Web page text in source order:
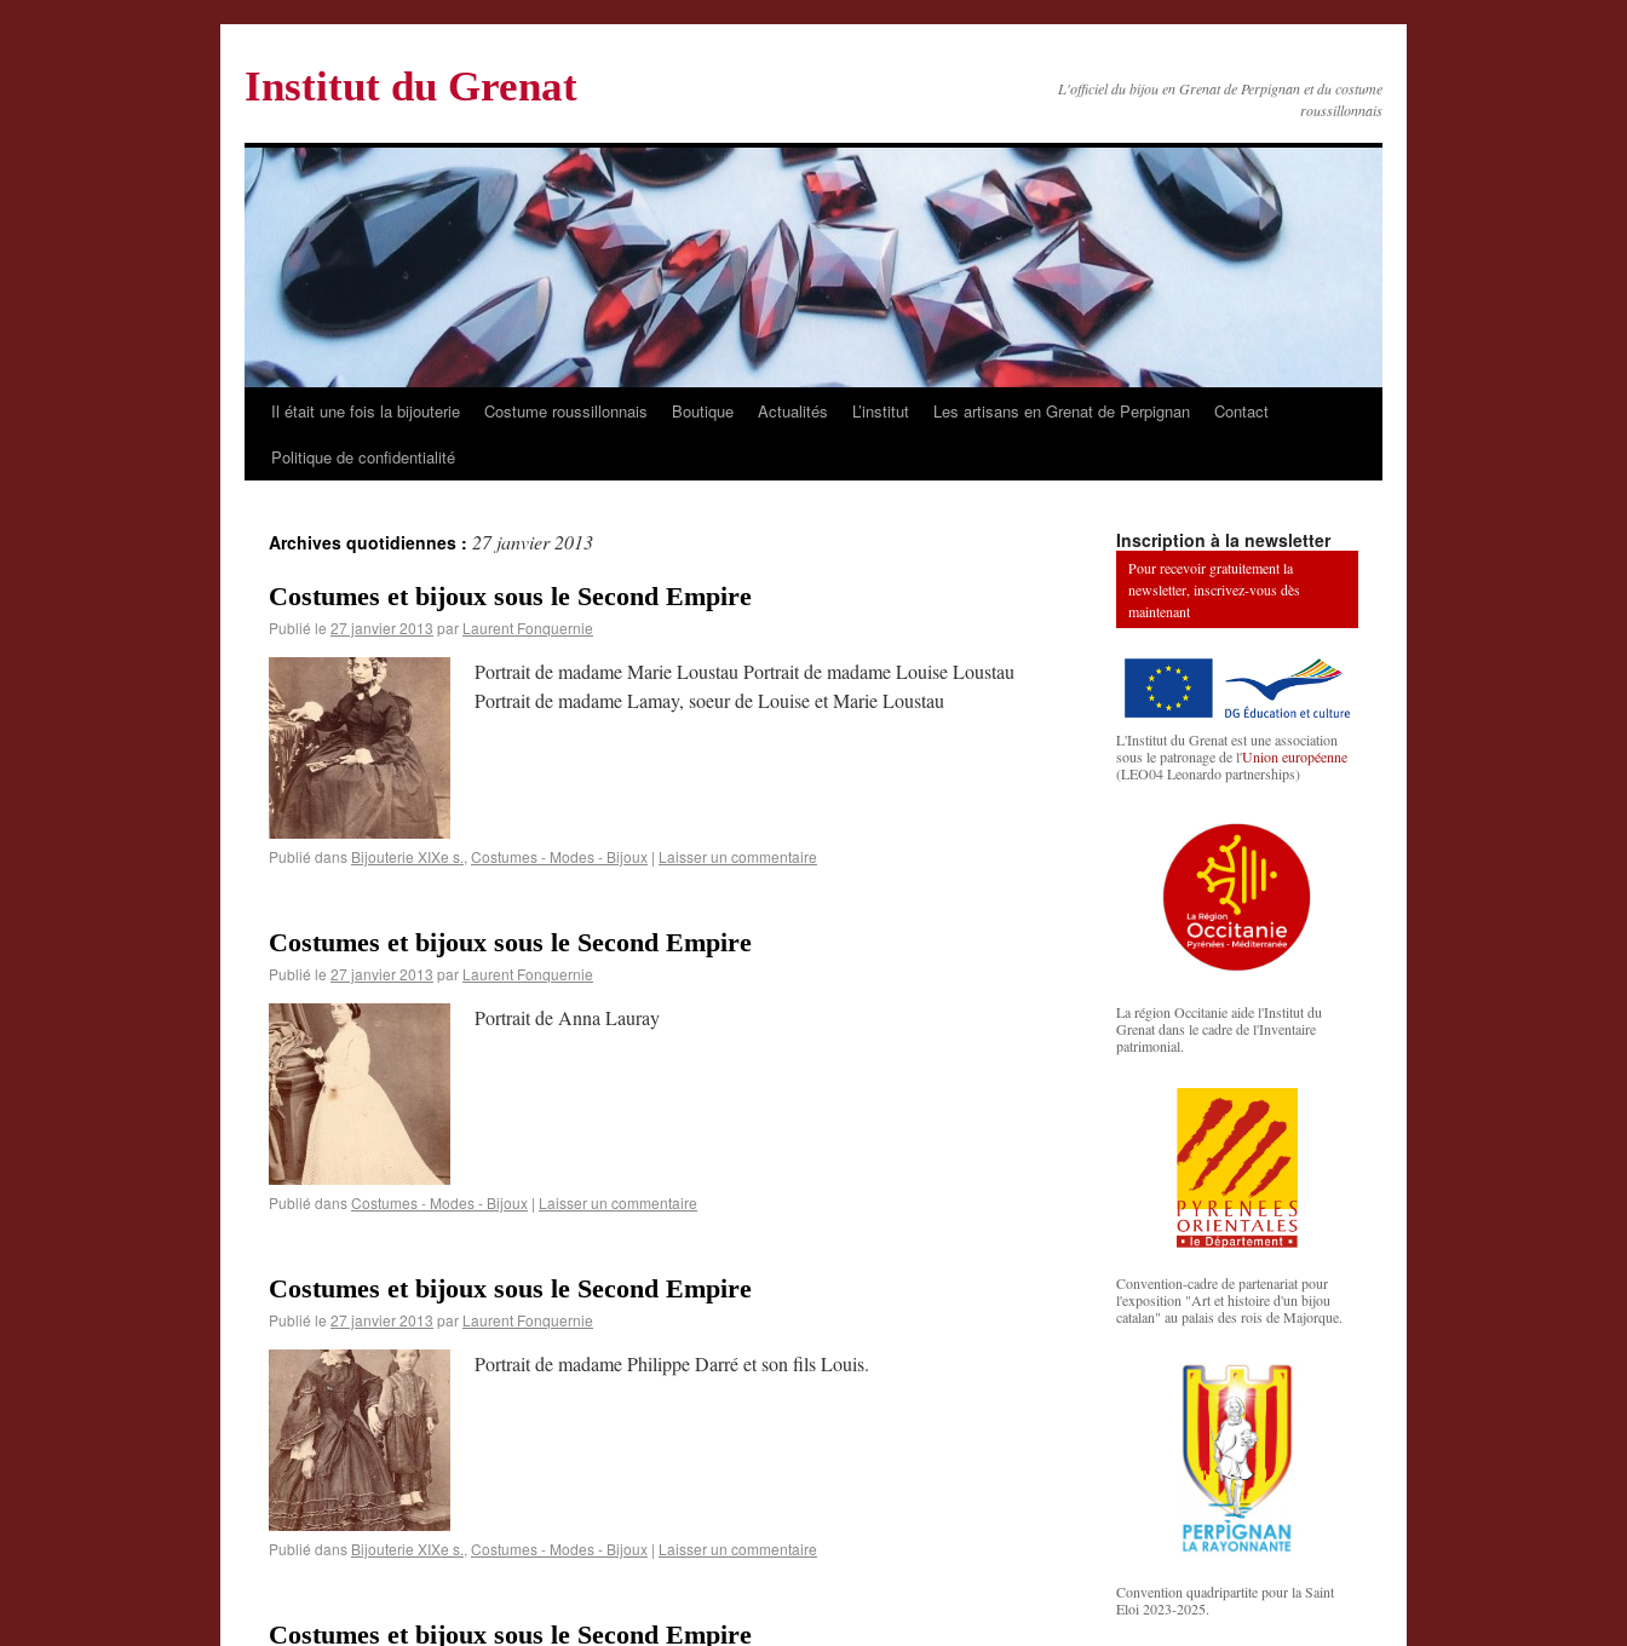
Institut du Grenat
L'officiel du bijou en Grenat de Perpignan et du costume
roussillonnais
Il était une fois la bijouterie Costume roussillonnais Boutique Actualités L’institut Les artisans en Grenat de Perpignan
Contact
Politique de confidentialité
Archives quotidiennes : 27 janvier 2013
Costumes et bijoux sous le Second Empire
Publié le 27 janvier 2013 par Laurent Fonquernie
Portrait de madame Marie Loustau Portrait de madame Louise Loustau
Portrait de madame Lamay, soeur de Louise et Marie Loustau
Publié dans Bijouterie XIXe s., Costumes - Modes - Bijoux | Laisser un commentaire
Costumes et bijoux sous le Second Empire
Publié le 27 janvier 2013 par Laurent Fonquernie
Portrait de Anna Lauray
Publié dansCostumes - Modes - Bijoux | Laisser un commentaire
Costumes et bijoux sous le Second Empire
Publié le 27 janvier 2013 par Laurent Fonquernie
Portrait de madame Philippe Darré et son fils Louis.
Publié dans Bijouterie XIXe s., Costumes - Modes - Bijoux | Laisser un commentaire
Costumes et bijoux sous le Second Empire
Inscription à la newsletter
Pour recevoir gratuitement la
newsletter, inscrivez-vous dès
maintenant
L'Institut du Grenat est une association
sous le patronage de l'Union européenne
(LEO04 Leonardo partnerships)
La région Occitanie aide l'Institut du
Grenat dans le cadre de l'Inventaire
patrimonial.
Convention-cadre de partenariat pour
l'exposition "Art et histoire d'un bijou
catalan" au palais des rois de Majorque.
Convention quadripartite pour la Saint
Eloi 2023-2025.